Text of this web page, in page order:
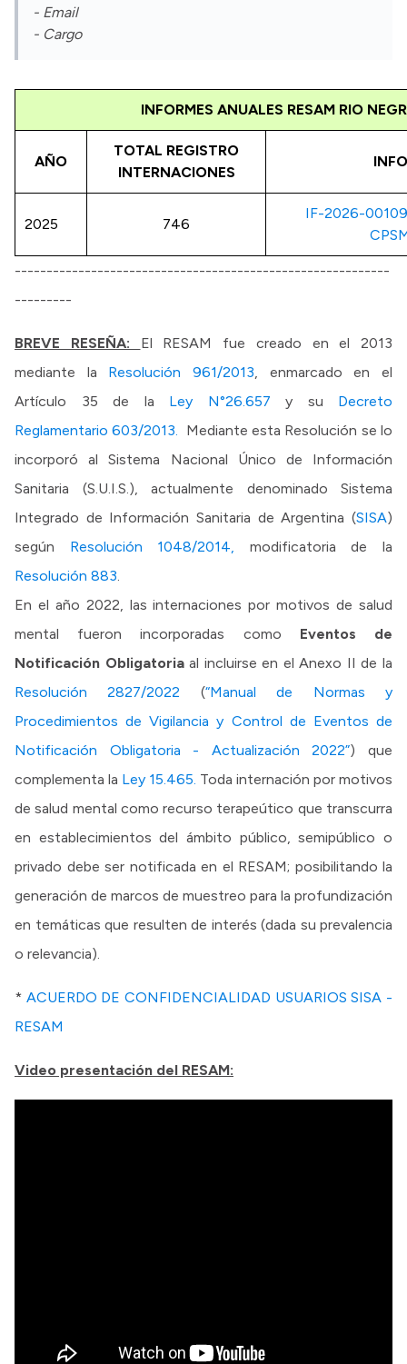
- Email
- Cargo
INFORMES ANUALES RESAM RIO
AÑO
TOTAL REGISTRO
INTERNACIONES
2025 746
IF-2026-
-----------------------------------------------------------
---------
BREVE RESEÑA: El RESAM fue creado en el 2013
mediante la Resolución 961/2013, enmarcado en el
Artículo 35 de la Ley N°26.657 y su Decreto
Reglamentario 603/2013. Mediante esta Resolución se lo
incorporó al Sistema Nacional Único de Información
Sanitaria (S.U.I.S.), actualmente denominado Sistema
Integrado de Información Sanitaria de Argentina (SISA)
según Resolución 1048/2014, modificatoria de la
Resolución 883.
En el año 2022, las internaciones por motivos de salud
mental fueron incorporadas como Eventos de
Notificación Obligatoriaal incluirse en el Anexo II de la
Resolución 2827/2022 (“Manual de Normas y
Procedimientos de Vigilancia y Control de Eventos de
Notificación Obligatoria - Actualización 2022”) que
complementa la Ley 15.465. Toda internación por motivos
de salud mental como recurso terapeútico que transcurra
en establecimientos del ámbito público, semipúblico o
privado debe ser notificada en el RESAM; posibilitando la
generación de marcos de muestreo para la profundización
en temáticas que resulten de interés (dada su prevalencia
o relevancia).
* ACUERDO DE CONFIDENCIALIDAD USUARIOS SISA -
RESAM
Video presentación del RESAM: